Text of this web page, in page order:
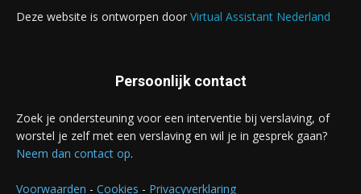
Deze website is ontworpen door Virtual Assistant Nederland
Persoonlijk contact
Zoek je ondersteuning voor een interventie bij verslaving, of
worstel je zelf met een verslaving en wil je in gesprek gaan?
Neem dan contact op.
Voorwaarden - Cookies - Privacyverklaring